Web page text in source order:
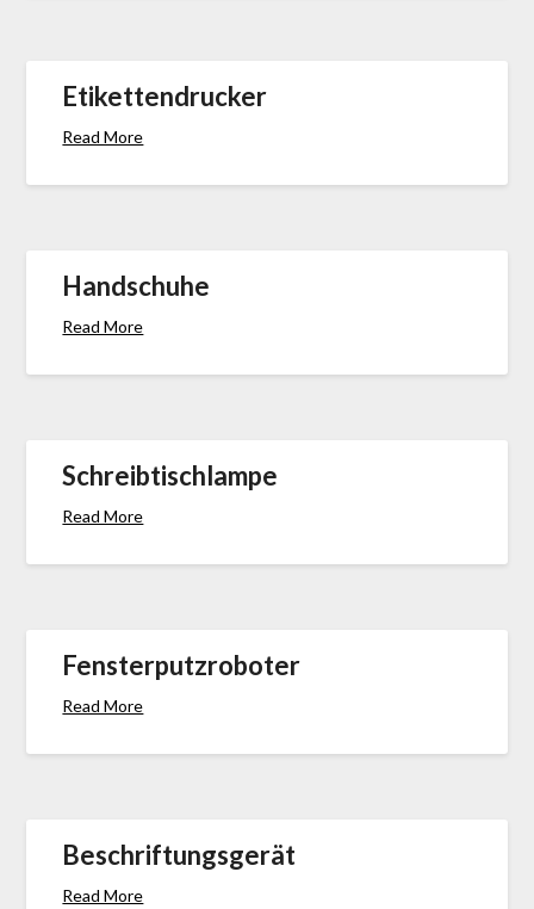
Etikettendrucker
Read More
Handschuhe
Read More
Schreibtischlampe
Read More
Fensterputzroboter
Read More
Beschriftungsgerät
Read More